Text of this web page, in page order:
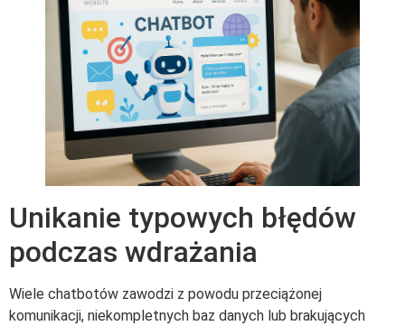
Unikanie typowych błędów
podczas wdrażania
Wiele chatbotów zawodzi z powodu przeciążonej
komunikacji, niekompletnych baz danych lub brakujących